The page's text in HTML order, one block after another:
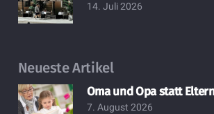
14. Juli 2026
Neueste Artikel
Oma und Opa statt
7. August 2026